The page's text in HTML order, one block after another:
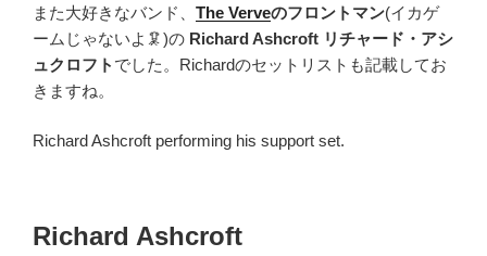
また大好きなバンド、 The Verveのフロントマン(イカゲ
ームじゃないよ🦑)の Richard Ashcroft リチャード・アシ
ュクロフト でした。Richardのセットリストも記載してお
きますね。
Richard Ashcroft performing his support set.
Richard Ashcroft